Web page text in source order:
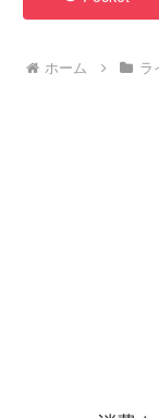
ホーム ラ